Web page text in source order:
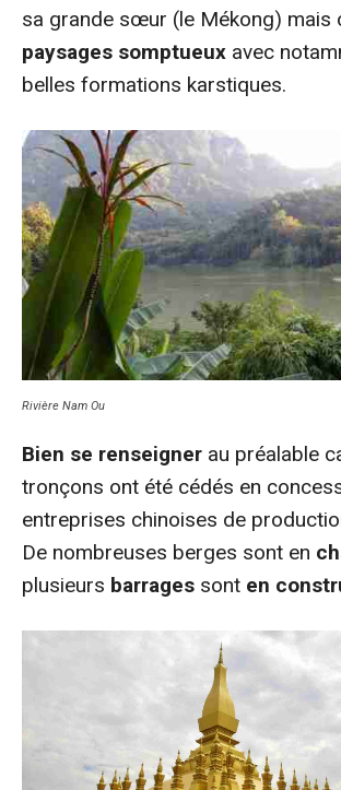
sa grande sœur (le Mékong) mais
paysages somptueux avec
belles formations karstiques.
Rivière Nam Ou
Bien se renseigner au préalable
tronçons ont été cédés en
entreprises chinoises de
De nombreuses berges sont en
plusieurs barrages sont en